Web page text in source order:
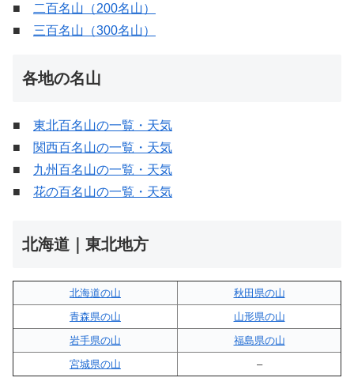
■
二百名山（200名山）
■ 三百名山（300名山）
各地の名山
■ 東北百名山の一覧・天気
■ 関西百名山の一覧・天気
■ 九州百名山の一覧・天気
■ 花の百名山の一覧・天気
北海道｜東北地方
北海道の山
秋田県の山
青森県の山
山形県の山
岩手県の山
福島県の山
宮城県の山
–